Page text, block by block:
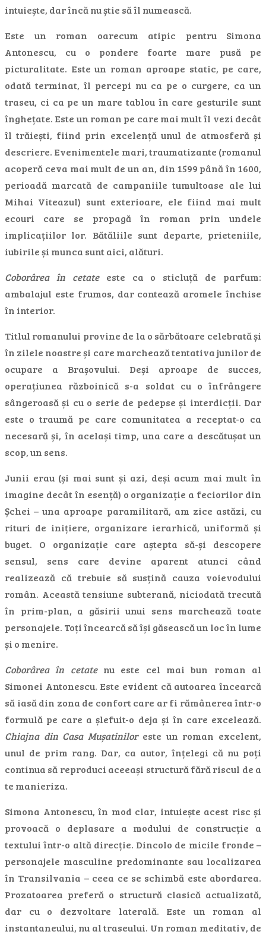
intuiește, dar încă nu știe să îl numească.
Este un roman oarecum atipic pentru Simona
Antonescu, cu o pondere foarte mare pusă pe
picturalitate. Este un roman aproape static, pe care,
odată terminat, îl percepi nu ca pe o curgere, ca un
traseu, ci ca pe un mare tablou în care gesturile sunt
înghețate. Este un roman pe care mai mult îl vezi decât
îl trăiești, fiind prin excelență unul de atmosferă și
descriere. Evenimentele mari, traumatizante (romanul
acoperă ceva mai mult de un an, din 1599 până în 1600,
perioadă marcată de campaniile tumultoase ale lui
Mihai Viteazul) sunt exterioare, ele fiind mai mult
ecouri care se propagă în roman prin undele
implicațiilor lor. Bătăliile sunt departe, prieteniile,
iubirile și munca sunt aici, alături.
Coborârea în cetateeste ca o sticluță de parfum:
ambalajul este frumos, dar contează aromele închise
în interior.
Titlul romanului provine de la o sărbătoare celebrată și
în zilele noastre și care marchează tentativa junilor de
ocupare a Brașovului. Deși aproape de succes,
operațiunea războinică s-a soldat cu o înfrângere
sângeroasă și cu o serie de pedepse și interdicții. Dar
este o traumă pe care comunitatea a receptat-o ca
necesară și, în același timp, una care a descătușat un
scop, un sens.
Junii erau (și mai sunt și azi, deși acum mai mult în
imagine decât în esență) o organizație a feciorilor din
Șchei – una aproape paramilitară, am zice astăzi, cu
rituri de inițiere, organizare ierarhică, uniformă și
buget. O organizație care aștepta să-și descopere
sensul, sens care devine aparent atunci când
realizează că trebuie să susțină cauza voievodului
român. Această tensiune subterană, niciodată trecută
în prim-plan, a găsirii unui sens marchează toate
personajele. Toți încearcă să își găsească un loc în lume
și o menire.
Coborârea în cetatenu este cel mai bun roman al
Simonei Antonescu. Este evident că autoarea încearcă
să iasă din zona de confort care ar fi rămânerea într-o
formulă pe care a șlefuit-o deja și în care excelează.
Chiajna din Casa Mușatiniloreste un roman excelent,
unul de prim rang. Dar, ca autor, înțelegi că nu poți
continua să reproduci aceeași structură fără riscul de a
te manieriza.
Simona Antonescu, în mod clar, intuiește acest risc și
provoacă o deplasare a modului de construcție a
textului într-o altă direcție. Dincolo de micile fronde –
personajele masculine predominante sau localizarea
în Transilvania – ceea ce se schimbă este abordarea.
Prozatoarea preferă o structură clasică actualizată,
dar cu o dezvoltare laterală. Este un roman al
instantaneului, nu al traseului. Un roman meditativ, de